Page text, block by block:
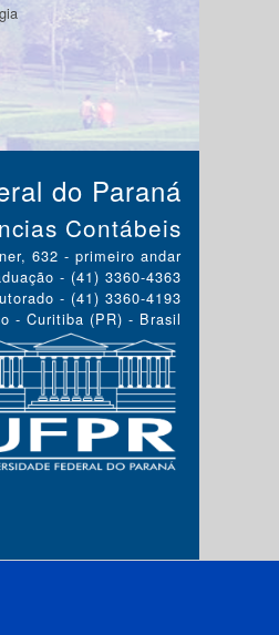
do Paraná
Contábeis
632 - primeiro andar
- (41) 3360-4363
- (41) 3360-4193
- Curitiba (PR) - Brasil